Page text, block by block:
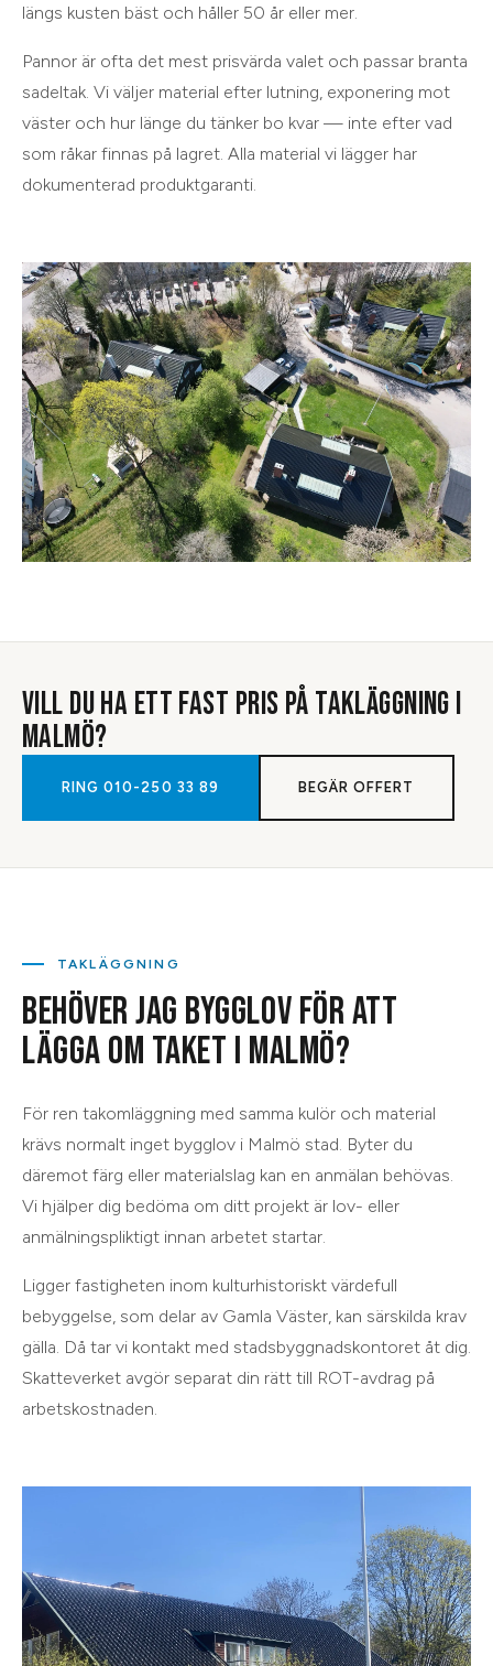
längs kusten bäst och håller 50 år eller mer.
Pannor är ofta det mest prisvärda valet och passar branta
sadeltak. Vi väljer material efter lutning, exponering mot
väster och hur länge du tänker bo kvar — inte efter vad
som råkar finnas på lagret. Alla material vi lägger har
dokumenterad produktgaranti.
VILL DU HA ETT FAST PRIS PÅ TAKLÄGGNING I
MALMÖ?
RING010-250 33 89 BEGÄR OFFERT
TAKLÄGGNING
BEHÖVER JAG BYGGLOV FÖR ATT
LÄGGA OM TAKET I MALMÖ?
För ren takomläggning med samma kulör och material
krävs normalt inget bygglov i Malmö stad. Byter du
däremot färg eller materialslag kan en anmälan behövas.
Vi hjälper dig bedöma om ditt projekt är lov- eller
anmälningspliktigt innan arbetet startar.
Ligger fastigheten inom kulturhistoriskt värdefull
bebyggelse, som delar av Gamla Väster, kan särskilda krav
gälla. Då tar vi kontakt med stadsbyggnadskontoret åt dig.
Skatteverket avgör separat din rätt till ROT-avdrag på
arbetskostnaden.